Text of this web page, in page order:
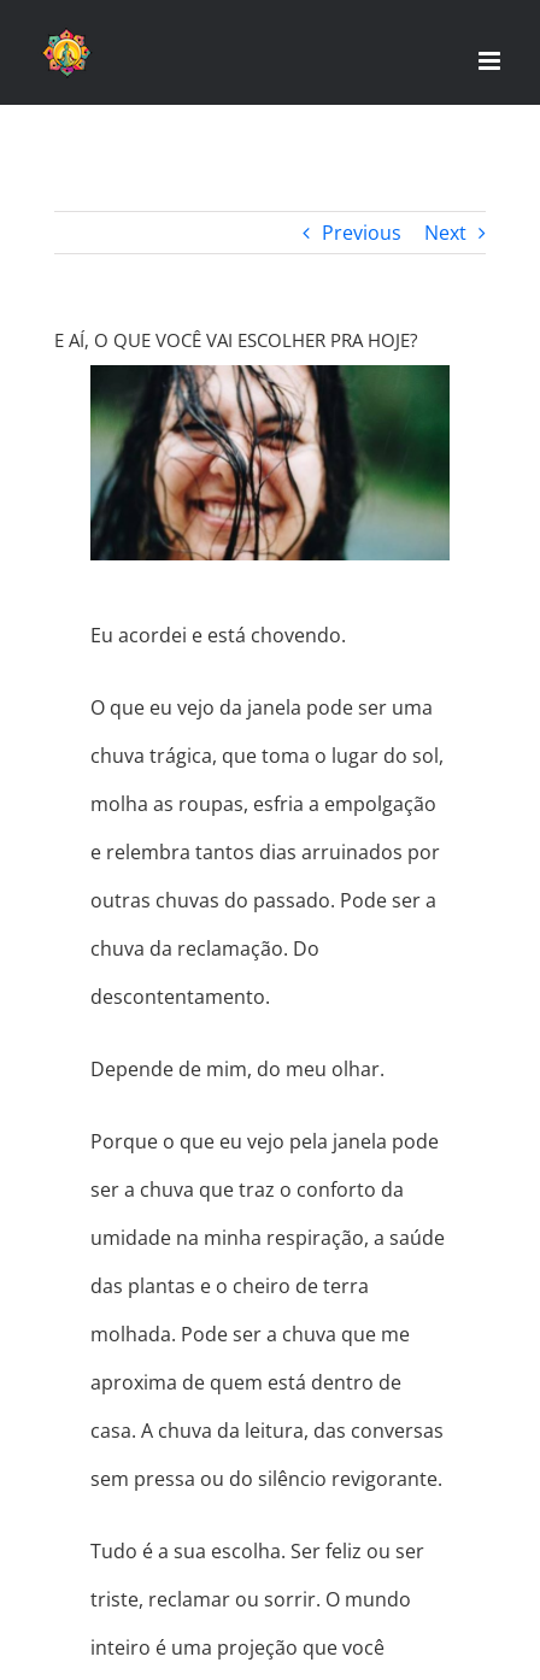
Previous Next
E AÍ, O QUE VOCÊ VAI ESCOLHER PRA HOJE?
Eu acordei e está chovendo.
O que eu vejo da janela pode ser uma
chuva trágica, que toma o lugar do sol,
molha as roupas, esfria a empolgação
e relembra tantos dias arruinados por
outras chuvas do passado. Pode ser a
chuva da reclamação. Do
descontentamento.
Depende de mim, do meu olhar.
Porque o que eu vejo pela janela pode
ser a chuva que traz o conforto da
umidade na minha respiração, a saúde
das plantas e o cheiro de terra
molhada. Pode ser a chuva que me
aproxima de quem está dentro de
casa. A chuva da leitura, das conversas
sem pressa ou do silêncio revigorante.
Tudo é a sua escolha. Ser feliz ou ser
triste, reclamar ou sorrir. O mundo
inteiro é uma projeção que você